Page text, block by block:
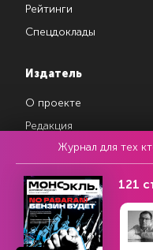
Рейтинги
Спецдоклады
Издатель
О проекте
Редакция
Авторы
Магазин
Журнал для тех
121